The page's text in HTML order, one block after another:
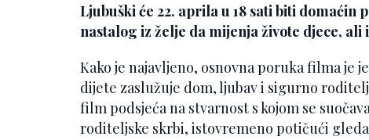
Ljubuški će 22. aprila u 18 sati biti
nastalog iz želje da mijenja živote djece, ali
Kako je najavljeno, osnovna poruka filma je
dijete zaslužuje dom, ljubav i sigurno
film podsjeća na stvarnost s kojom se
roditeljske skrbi, istovremeno potičući